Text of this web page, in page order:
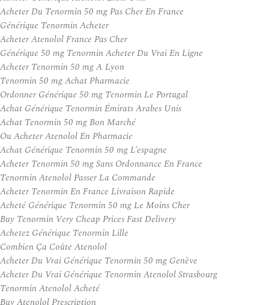
Acheter Du Tenormin 50 mg Pas Cher En France
Générique Tenormin Acheter
Acheter Atenolol France Pas Cher
Générique 50 mg Tenormin Acheter Du Vrai En Ligne
Acheter Tenormin 50 mg A Lyon
Tenormin 50 mg Achat Pharmacie
Ordonner Générique 50 mg Tenormin Le Portugal
Achat Générique Tenormin Émirats Arabes Unis
Achat Tenormin 50 mg Bon Marché
Ou Acheter Atenolol En Pharmacie
Achat Générique Tenormin 50 mg L’espagne
Acheter Tenormin 50 mg Sans Ordonnance En France
Tenormin Atenolol Passer La Commande
Acheter Tenormin En France Livraison Rapide
Acheté Générique Tenormin 50 mg Le Moins Cher
Buy Tenormin Very Cheap Prices Fast Delivery
Achetez Générique Tenormin Lille
Combien Ça Coûte Atenolol
Acheter Du Vrai Générique Tenormin 50 mg Genève
Acheter Du Vrai Générique Tenormin Atenolol Strasbourg
Tenormin Atenolol Acheté